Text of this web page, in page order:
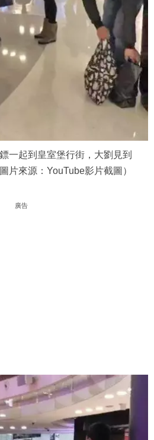
一起到皇室堡行街，大劉見到
片來源：YouTube影片截圖）
廣告